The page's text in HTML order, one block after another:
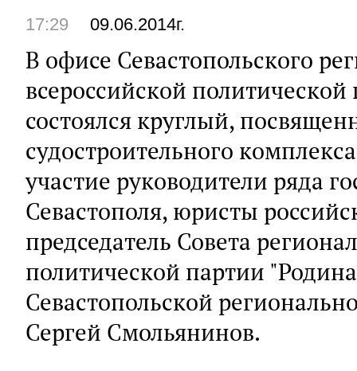
17:29 09.06.2014г.
В офисе Севастопольского
всероссийской
состоялся круглый,
судостроительного
участие руководители ряда
Севастополя, юристы
председатель Совета
политической партии
Севастопольской
Сергей Смольянинов.